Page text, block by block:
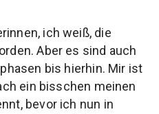
ich weiß, die
Aber es sind auch
bis hierhin. Mir ist
ein bisschen meinen
bevor ich nun in